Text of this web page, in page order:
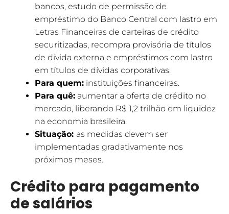
bancos, estudo de permissão de
empréstimo do Banco Central com lastro em
Letras Financeiras de carteiras de crédito
securitizadas, recompra provisória de títulos
de dívida externa e empréstimos com lastro
em títulos de dívidas corporativas.
Para quem: instituições financeiras.
Para quê: aumentar a oferta de crédito no
mercado, liberando R$ 1,2 trilhão em liquidez
na economia brasileira.
Situação: as medidas devem ser
implementadas gradativamente nos
próximos meses.
Crédito para pagamento
de salários